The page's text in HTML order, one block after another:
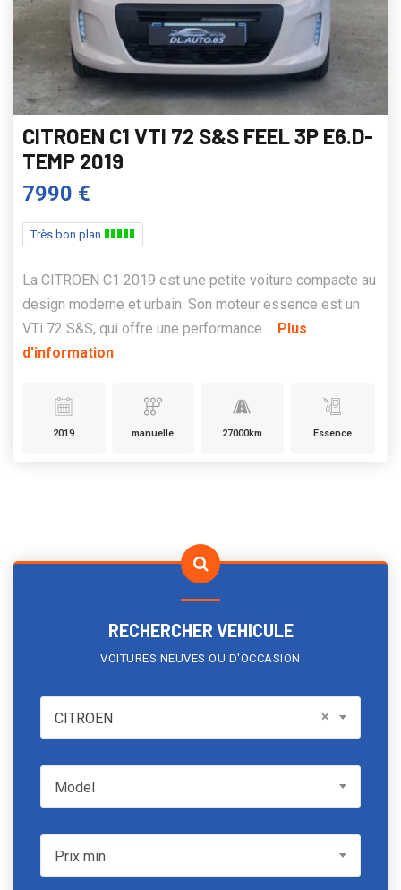
CITROEN C1 VTI 72 S&S FEEL 3P E6.D-
TEMP 2019
7990 €
Très bon plan
La CITROEN C1 2019 est une petite voiture compacte au
design moderne et urbain. Son moteur essence est un
VTi 72 S&S, qui offre une performance ... Plus
d'information
2019 manuelle 27000km Essence
RECHERCHER VEHICULE
VOITURES NEUVES OU D'OCCASION
CITROEN ×
CITROEN
ModelModel
Prix minPrix min